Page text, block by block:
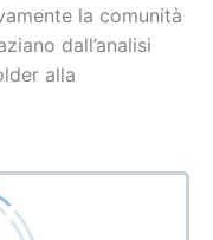
la comunità
dall’analisi
alla